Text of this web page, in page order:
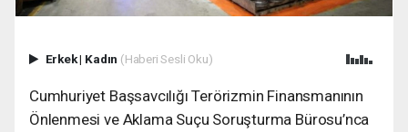
Erkek| Kadın (Haberi Sesli Oku)
Cumhuriyet Başsavcılığı Terörizmin Finansmanının
Önlenmesi ve Aklama Suçu Soruşturma Bürosu’nca